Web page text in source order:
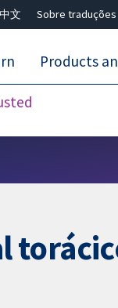
文 Sobre traduções
Products